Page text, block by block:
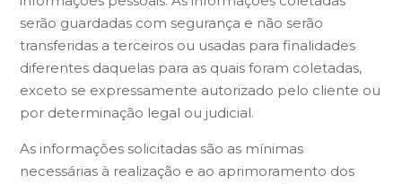
serão guardadas com segurança e não serão
transferidas a terceiros ou usadas para finalidades
diferentes daquelas para as quais foram coletadas,
exceto se expressamente autorizado pelo cliente ou
por determinação legal ou judicial.
As informações solicitadas são as mínimas
necessárias à realização e ao aprimoramento dos